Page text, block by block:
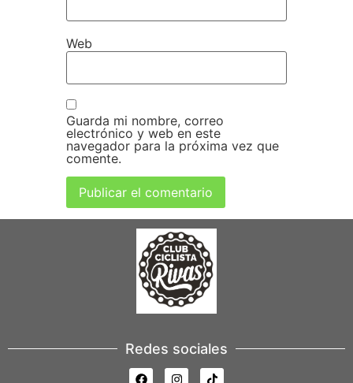
Web
Guarda mi nombre, correo
electrónico y web en este
navegador para la próxima vez que
comente.
Redes sociales